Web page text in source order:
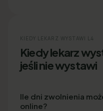
KIEDY LEKARZ WYSTAWI L4
Kiedy lekarz
jeśli nie wystawi
Ile dni zwolnienia
online?